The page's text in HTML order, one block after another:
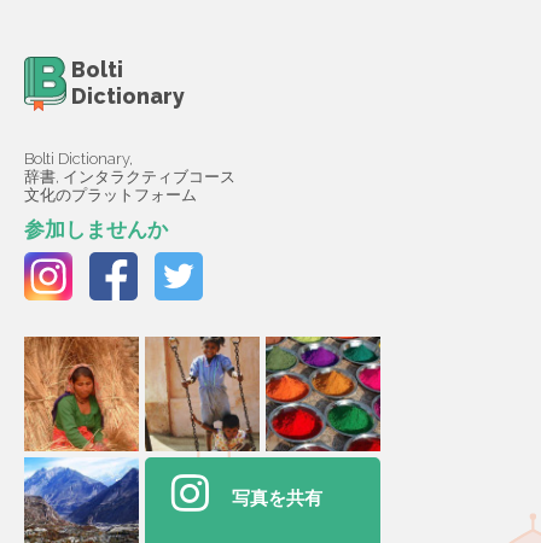
Bolti
Dictionary
Bolti Dictionary,
辞書, インタラクティブコース
文化のプラットフォーム
参加しませんか
写真を共有